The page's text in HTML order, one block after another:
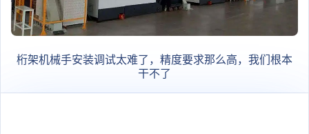
桁架机械手安装调试太难了，精度要求那么高，我们根本
干不了